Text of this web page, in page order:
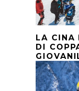
LA CINA
DI